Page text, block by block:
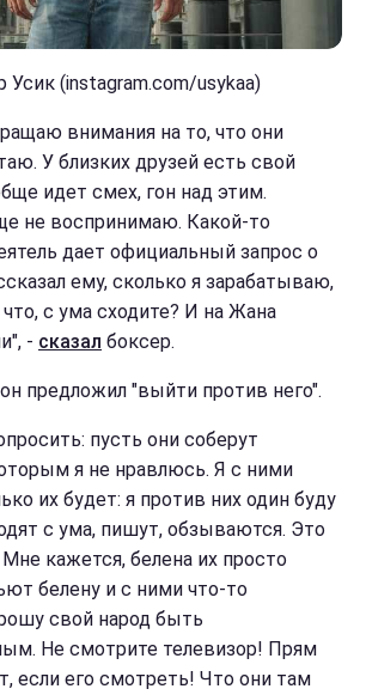
Усик (instagram.com/usykaa)
внимания на то, что они
У близких друзей есть свой
идет смех, гон над этим.
не воспринимаю. Какой-то
дает официальный запрос о
ему, сколько я зарабатываю,
что, с ума сходите? И на Жана
- сказал боксер.
предложил "выйти против него".
пусть они соберут
я не нравлюсь. Я с ними
их будет: я против них один буду
с ума, пишут, обзываются. Это
кажется, белена их просто
белену и с ними что-то
свой народ быть
Не смотрите телевизор! Прям
если его смотреть! Что они там